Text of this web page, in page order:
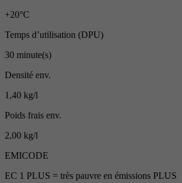
+20°C
Temps d’utilisation (DPU)
30 minute(s)
Densité env.
1,40 kg/l
Poids frais env.
2,00 kg/l
EMICODE
EC 1 PLUS = très pauvre en émissions PLUS